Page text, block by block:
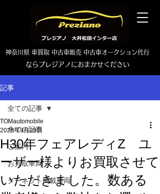
神奈川県 車買取 中古車販売 中古車オークション代行
ならプレジアノにおまかせください
TEL0465-46-6667
記事
全ての記事
ご案内
お買取車両
グーネット掲載車両
全ての記事
H30年フェアレディZ ユ
ーザー様よりお買取させて
いただきました。数ある
TOMautomobile
2025年9月28日